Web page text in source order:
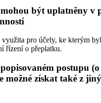
mohou být uplatněny v
pro účely, ke kterým
řízení o přeplatku.
postupu (o
možné získat také z